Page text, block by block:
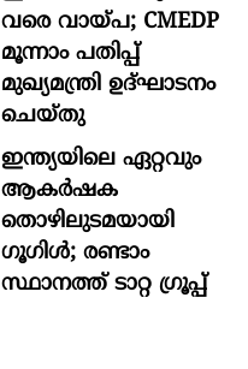
വരെ വായ്പ; CMEDP
മൂന്നാം പതിപ്പ്
മുഖ്യമന്ത്രി ഉദ്ഘാടനം
ചെയ്തു
ഇന്ത്യയിലെ ഏറ്റവും
ആകര്‍ഷക
തൊഴിലുടമയായി
ഗൂഗിള്‍; രണ്ടാം
സ്ഥാനത്ത് ടാറ്റ ഗ്രൂപ്പ്